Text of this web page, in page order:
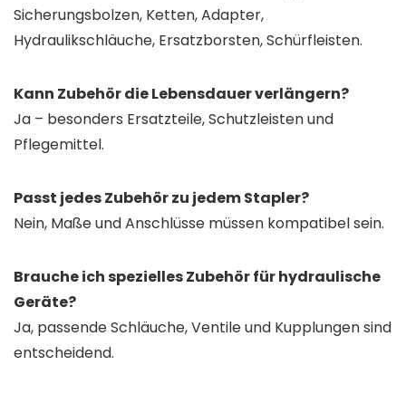
Sicherungsbolzen, Ketten, Adapter,
Hydraulikschläuche, Ersatzborsten, Schürfleisten.
Kann Zubehör die Lebensdauer verlängern?
Ja – besonders Ersatzteile, Schutzleisten und
Pflegemittel.
Passt jedes Zubehör zu jedem Stapler?
Nein, Maße und Anschlüsse müssen kompatibel sein.
Brauche ich spezielles Zubehör für hydraulische
Geräte?
Ja, passende Schläuche, Ventile und Kupplungen sind
entscheidend.